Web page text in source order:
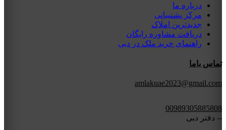
درباره ما
مرکز پشتیبانی
جدیدترین املاک
دریافت مشاوره رایگان
راهنمای خرید ملک در دبی
تماس باما
amlakuae2023@gmail.com
00989305885808
-- دفتر دبی